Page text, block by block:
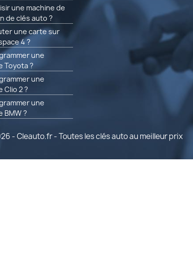
une machine de
de clés auto ?
une carte sur
4 ?
une
Toyota ?
une
Clio 2 ?
une
BMW ?
- Cleauto.fr - Toutes les clés auto au meilleur prix